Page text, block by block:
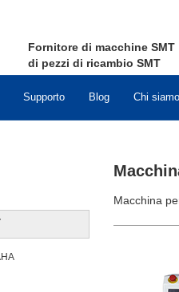
Fornitore di macchine SMT
di pezzi di ricambio SMT
Supporto Blog Chi siamo
Macchina